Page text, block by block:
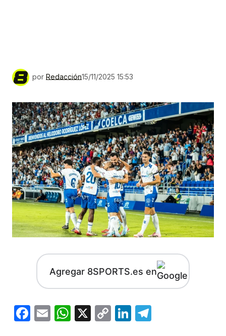
por Redacción15/11/2025 15:53
Agregar 8SPORTS.es en
Facebook
EmailWhatsApp
X
CopyLinkedIn